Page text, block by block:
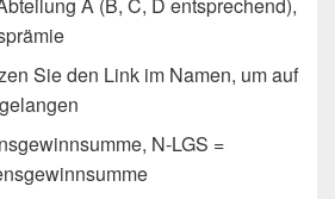
Sie den Link im Namen, um auf
N-LGS =